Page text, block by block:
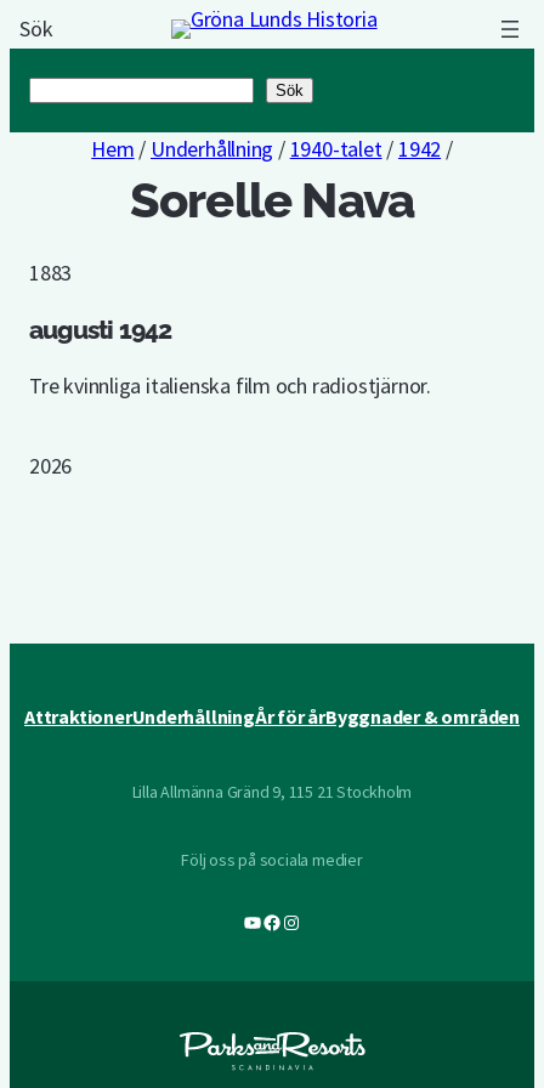
Sök
Sök
Hem / Underhållning / 1940-talet/ 1942 /
Sorelle Nava
1883
augusti 1942
Tre kvinnliga italienska film och radiostjärnor.
2026
AttraktionerUnderhållningÅr för årByggnader & områden
Lilla Allmänna Gränd 9, 115 21 Stockholm
Följ oss på sociala medier
YouTube
Facebook
Instagram